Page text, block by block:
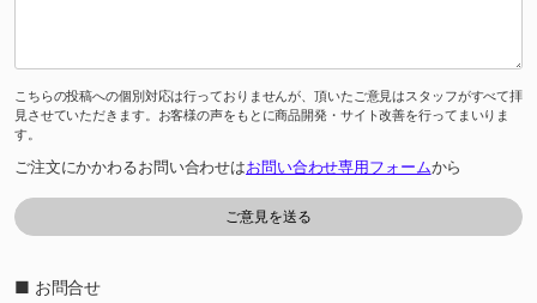
こちらの投稿への個別対応は行っておりませんが、頂いたご意見はスタッフがすべて拝
見させていただきます。お客様の声をもとに商品開発・サイト改善を行ってまいりま
す。
ご注文にかかわるお問い合わせはお問い合わせ専用フォームから
■ お問合せ